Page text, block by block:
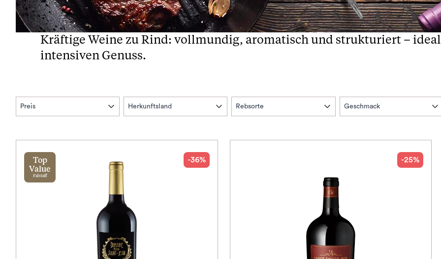
Kräftige Weine zu Rind: vollmundig, aromatisch und strukturiert –
intensiven Genuss.
Preis Herkunftsland Rebsorte Geschmack
Top
Value
Falstaff
-36% -25%